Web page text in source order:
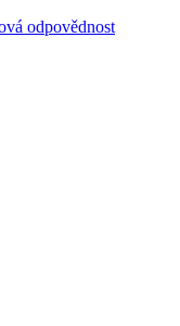
odpovědnost